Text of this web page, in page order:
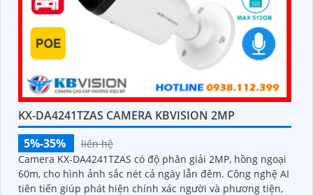
KX-DA4241TZAS CAMERA KBVISION 2MP
5%-35%
liên hệ
Camera KX-DA4241TZAS có độ phân giải 2MP, hồng ngoại
60m, cho hình ảnh sắc nét cả ngày lẫn đêm. Công nghệ AI
tiên tiến giúp phát hiện chính xác người và phương tiện,